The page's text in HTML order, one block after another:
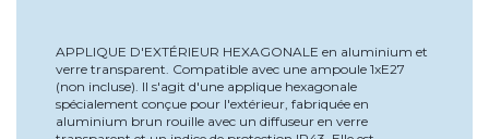
APPLIQUE D'EXTÉRIEUR HEXAGONALE en aluminium et
verre transparent. Compatible avec une ampoule 1xE27
(non incluse). Il s'agit d'une applique hexagonale
spécialement conçue pour l'extérieur, fabriquée en
aluminium brun rouille avec un diffuseur en verre